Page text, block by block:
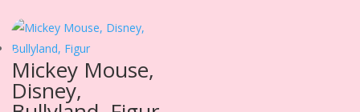
Mickey Mouse,
Disney,